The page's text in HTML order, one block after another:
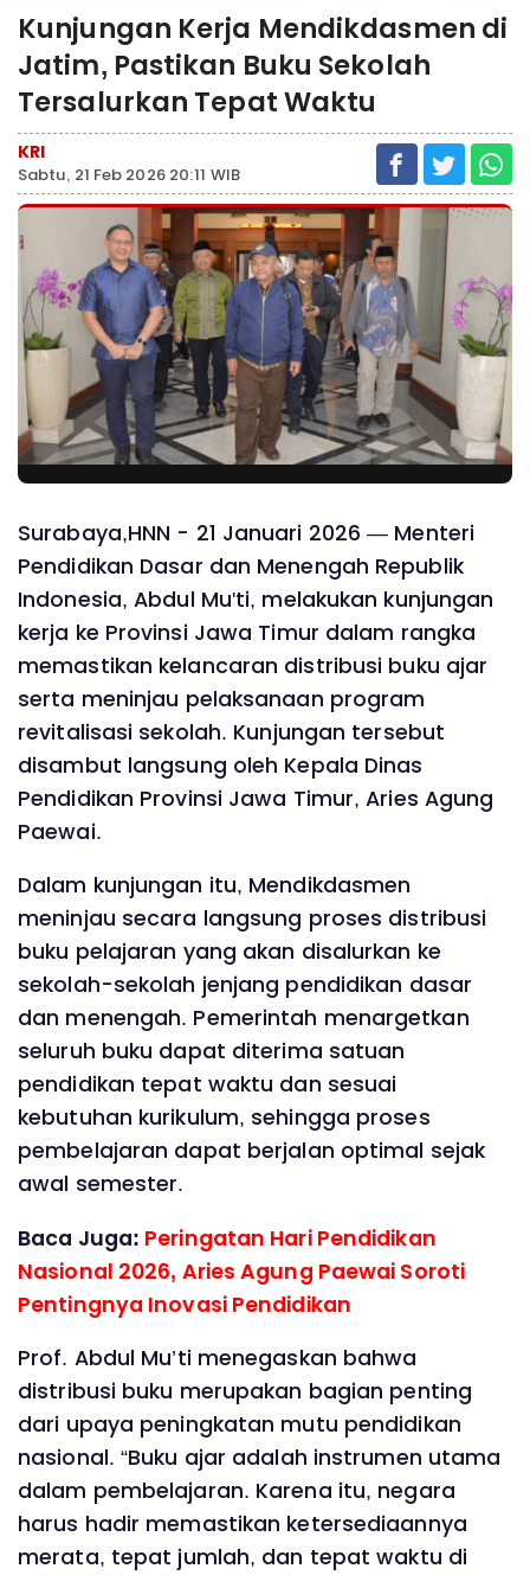
Kunjungan Kerja Mendikdasmen di
Jatim, Pastikan Buku Sekolah
Tersalurkan Tepat Waktu
KRI
Sabtu, 21 Feb 2026 20:11 WIB
Surabaya,HNN - 21 Januari 2026 — Menteri
Pendidikan Dasar dan Menengah Republik
Indonesia, Abdul Mu'ti, melakukan kunjungan
kerja ke Provinsi Jawa Timur dalam rangka
memastikan kelancaran distribusi buku ajar
serta meninjau pelaksanaan program
revitalisasi sekolah. Kunjungan tersebut
disambut langsung oleh Kepala Dinas
Pendidikan Provinsi Jawa Timur, Aries Agung
Paewai.
Dalam kunjungan itu, Mendikdasmen
meninjau secara langsung proses distribusi
buku pelajaran yang akan disalurkan ke
sekolah-sekolah jenjang pendidikan dasar
dan menengah. Pemerintah menargetkan
seluruh buku dapat diterima satuan
pendidikan tepat waktu dan sesuai
kebutuhan kurikulum, sehingga proses
pembelajaran dapat berjalan optimal sejak
awal semester.
Baca Juga: Peringatan Hari Pendidikan
Nasional 2026, Aries Agung Paewai Soroti
Pentingnya Inovasi Pendidikan
Prof. Abdul Mu’ti menegaskan bahwa
distribusi buku merupakan bagian penting
dari upaya peningkatan mutu pendidikan
nasional. “Buku ajar adalah instrumen utama
dalam pembelajaran. Karena itu, negara
harus hadir memastikan ketersediaannya
merata, tepat jumlah, dan tepat waktu di